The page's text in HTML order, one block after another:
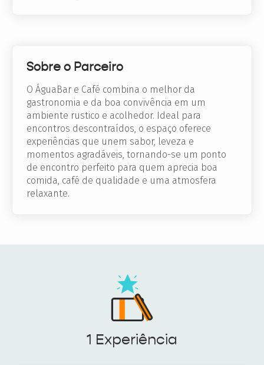
Sobre o Parceiro
O ÁguaBar e Café combina o melhor da
gastronomia e da boa convivência em um
ambiente rustico e acolhedor. Ideal para
encontros descontraídos, o espaço oferece
experiências que unem sabor, leveza e
momentos agradáveis, tornando-se um ponto
de encontro perfeito para quem aprecia boa
comida, café de qualidade e uma atmosfera
relaxante.
1 Experiência